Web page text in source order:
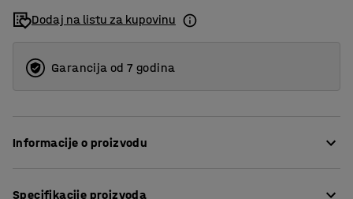
Dodaj na listu za kupovinu
Garancija od 7 godina
Informacije o proizvodu
Specifikacije proizvoda